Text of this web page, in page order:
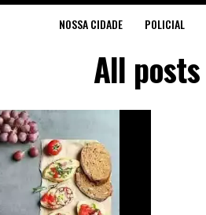
NOSSA CIDADE POLICIAL
All